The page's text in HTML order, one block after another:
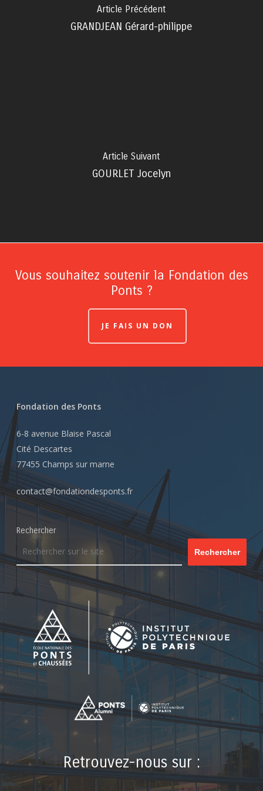
Article Précédent
GRANDJEAN Gérard-philippe
Article Suivant
GOURLET Jocelyn
Vous souhaitez soutenir la Fondation des
Ponts ?
JE FAIS UN DON
Fondation des Ponts
6-8 avenue Blaise Pascal
Cité Descartes
77455 Champs sur marne
contact@fondationdesponts.fr
Rechercher
Rechercher
Retrouvez-nous sur :